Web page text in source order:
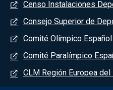
Censo Instalaciones
Consejo Superior de
Comité Olímpico Español
Comité Paralímpico
CLM Región Europea